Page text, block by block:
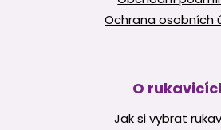
Ochrana osobních
O
Jak si vybrat